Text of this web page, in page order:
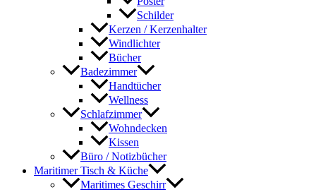
Schilder
Kerzen / Kerzenhalter
Windlichter
Bücher
Badezimmer
Handtücher
Wellness
Schlafzimmer
Wohndecken
Kissen
Büro / Notizbücher
Maritimer Tisch & Küche
Maritimes Geschirr